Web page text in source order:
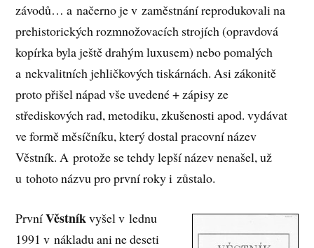
závodů… a načerno je v zaměstnání reprodukovali na
prehistorických rozmnožovacích strojích (opravdová
kopírka byla ještě drahým luxusem) nebo pomalých
a nekvalitních jehličkových tiskárnách. Asi zákonitě
proto přišel nápad vše uvedené + zápisy ze
střediskových rad, metodiku, zkušenosti apod. vydávat
ve formě měsíčníku, který dostal pracovní název
Věstník. A protože se tehdy lepší název nenašel, už
u tohoto názvu pro první roky i zůstalo.
PrvníVěstníkvyšel v lednu
1991 v nákladu ani ne deseti